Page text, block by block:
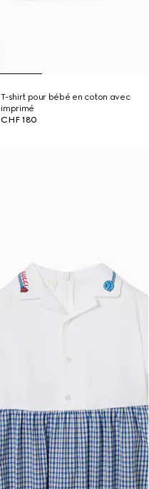
T-shirt pour bébé en coton avec
imprimé
CHF 180